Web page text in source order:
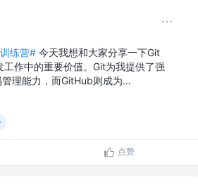
练营# 今天我想和大家分享一下Git
作中的重要价值。Git为我提供了强
理能力，而GitHub则成为…
点赞